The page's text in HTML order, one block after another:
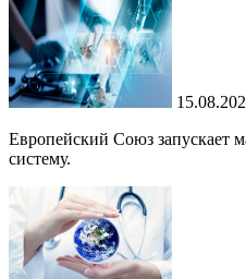
Европейский Союз запускает
систему.